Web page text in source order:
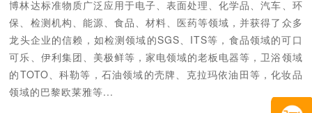
博林达标准物质广泛应用于电子、表面处理、化学品、汽车、环
保、检测机构、能源、食品、材料、医药等领域，并获得了众多
龙头企业的信赖，如检测领域的SGS、ITS等，食品领域的可口
可乐、伊利集团、美极鲜等，家电领域的老板电器等，卫浴领域
的TOTO、科勒等，石油领域的壳牌、克拉玛依油田等，化妆品
领域的巴黎欧莱雅等...